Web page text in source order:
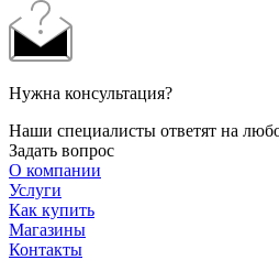
Нужна консультация?
Наши специалисты ответят на
Задать вопрос
О компании
Услуги
Как купить
Магазины
Контакты